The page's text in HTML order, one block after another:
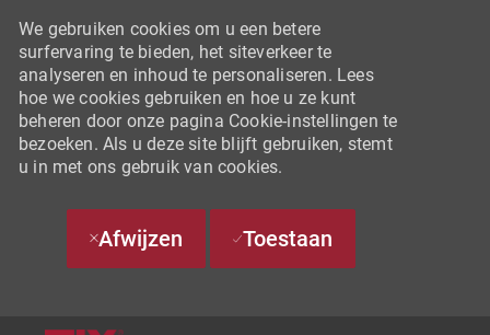
We gebruiken cookies om u een betere
surfervaring te bieden, het siteverkeer te
analyseren en inhoud te personaliseren. Lees
hoe we cookies gebruiken en hoe u ze kunt
beheren door onze pagina Cookie-instellingen te
bezoeken. Als u deze site blijft gebruiken, stemt
u in met ons gebruik van cookies.
Afwijzen Toestaan